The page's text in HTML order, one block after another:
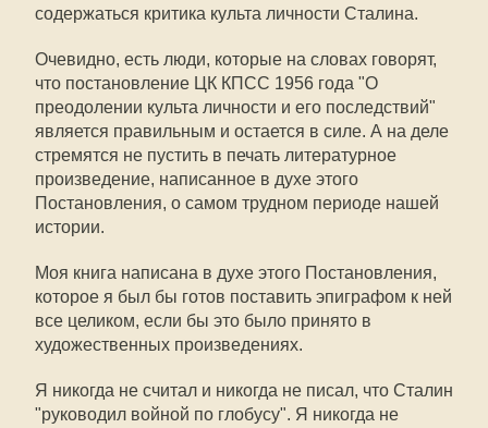
содержаться критика культа личности Сталина.
Очевидно, есть люди, которые на словах говорят,
что постановление ЦК КПСС 1956 года "О
преодолении культа личности и его последствий"
является правильным и остается в силе. А на деле
стремятся не пустить в печать литературное
произведение, написанное в духе этого
Постановления, о самом трудном периоде нашей
истории.
Моя книга написана в духе этого Постановления,
которое я был бы готов поставить эпиграфом к ней
все целиком, если бы это было принято в
художественных произведениях.
Я никогда не считал и никогда не писал, что Сталин
"руководил войной по глобусу". Я никогда не